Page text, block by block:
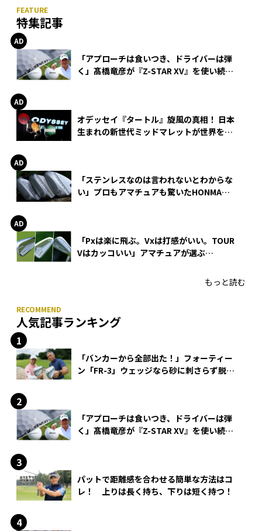
特集記事
「アプローチは食いつき、ドライバーは弾
く」髙橋竜彦が『Z-STAR XV』を使い続け
オデッセイ『タートル』旋風の真相！ 日本
生まれの新世代ミッドマレットが世界を席
「ステンレスなのは言われないとわからな
い」プロもアマチュアも驚いたHONMA
「Pxは楽に飛ぶ。Vxは打感がいい。TOUR
Vはカッコいい」アマチュアが選ぶ
もっと読む
人気記事ランキング
「バンカーから全部出た！」フォーティー
ン「FR-3」ウェッジなら砂に刺さらず脱出
「アプローチは食いつき、ドライバーは弾
く」髙橋竜彦が『Z-STAR XV』を使い続け
パットで距離感を合わせる簡単な方法はコ
レ！ 上りは長く持ち、下りは短く持つ！